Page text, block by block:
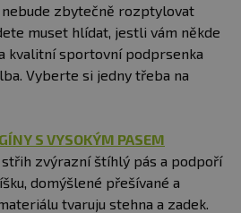
zbytečně rozptylovat
muset hlídat, jestli vám někde
kvalitní sportovní podprsenka
Vyberte si jedny třeba na
S VYSOKÝM PASEM
zvýrazní štíhlý pás a podpoří
domýšlené přešívané a
tvaruju stehna a zadek.